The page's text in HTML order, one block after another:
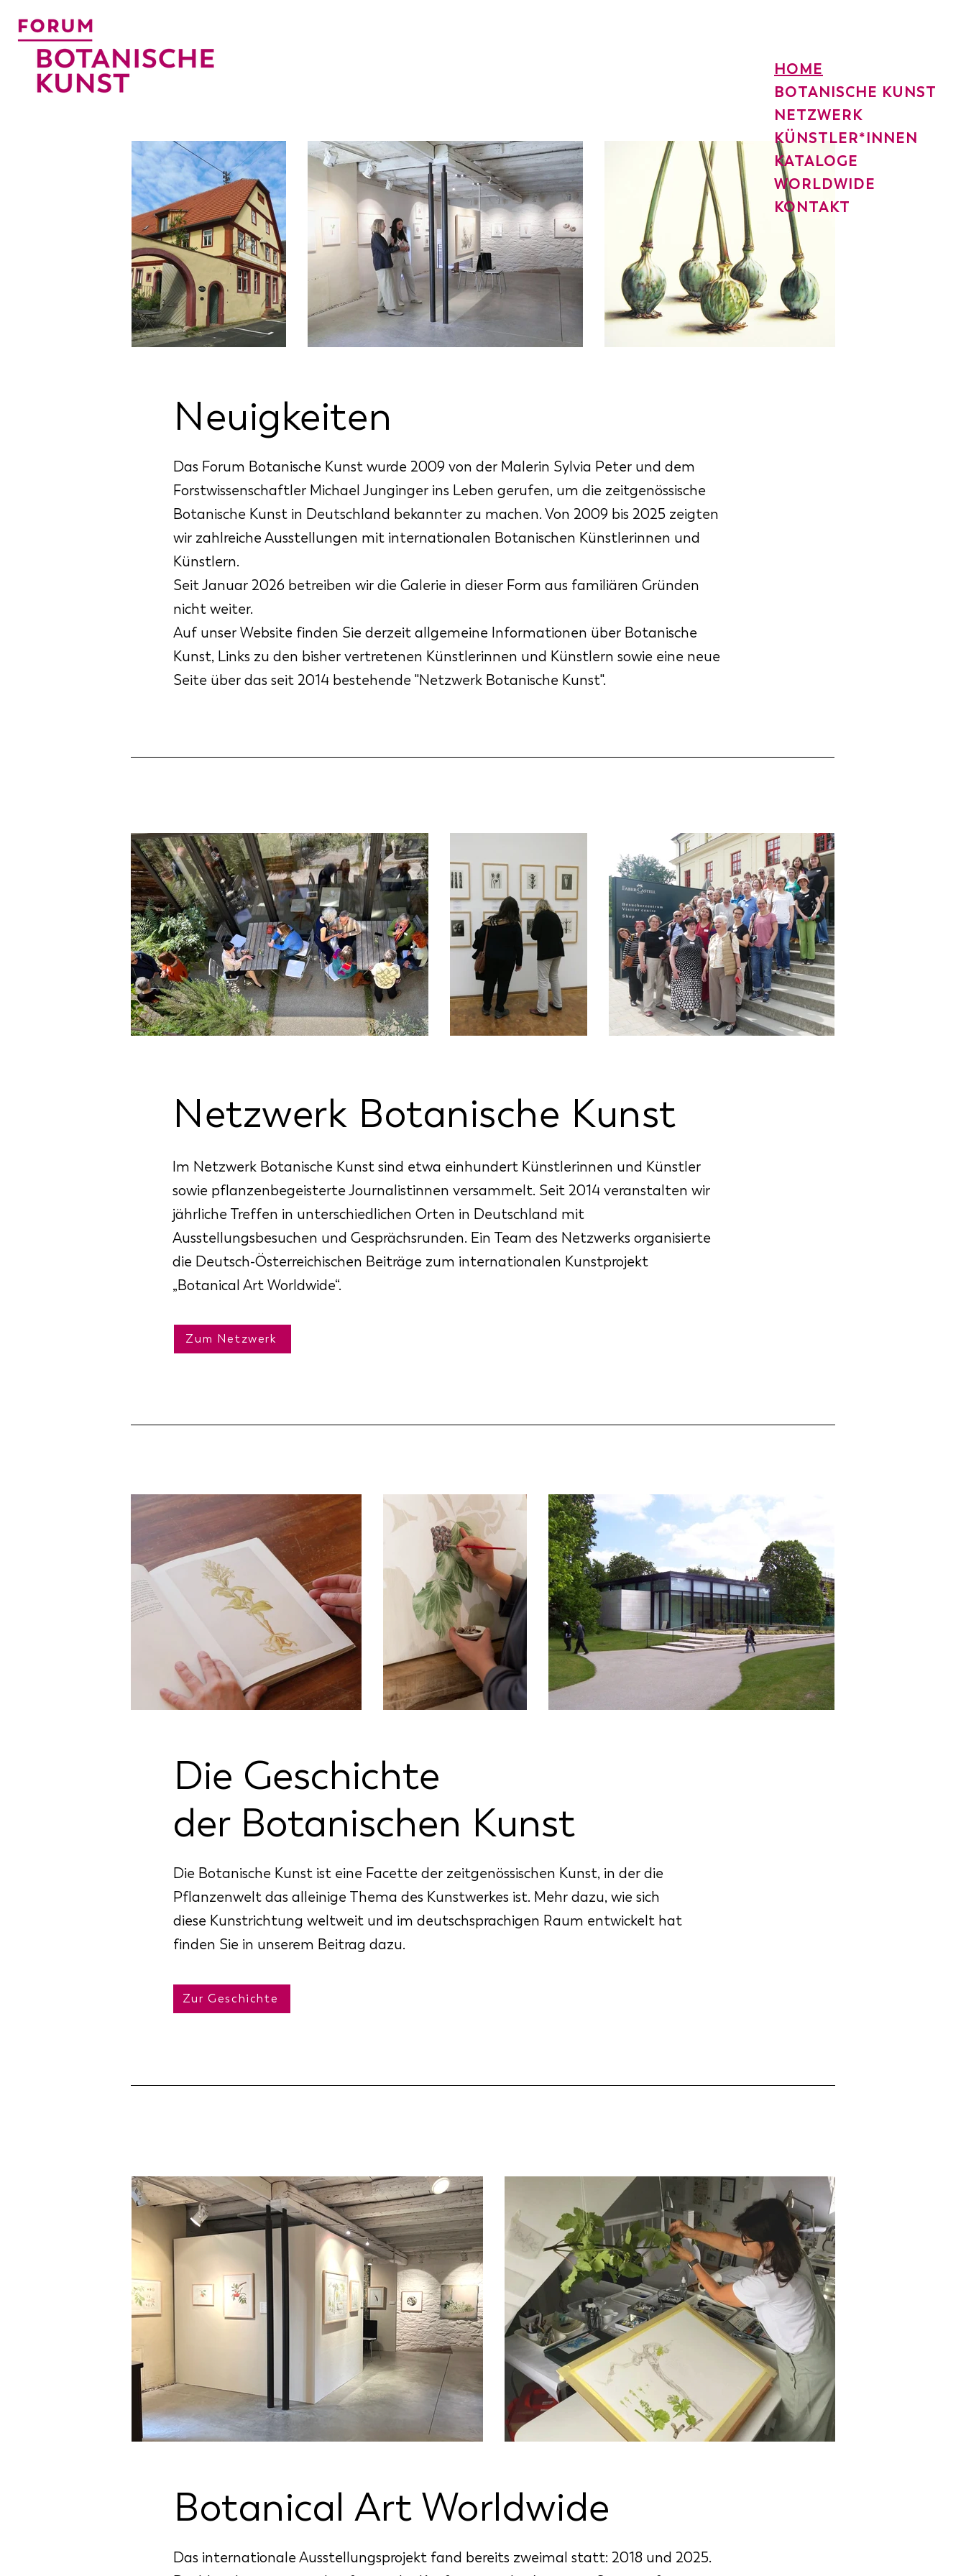
HOME
BOTANISCHE KUNST
NETZWERK
KÜNSTLER*INNEN
KATALOGE
WORLDWIDE
KONTAKT
Neuigkeiten
Das Forum Botanische Kunst wurde 2009 von der Malerin Sylvia Peter und dem
Forstwissenschaftler Michael Junginger ins Leben gerufen, um die zeitgenössische
Botanische Kunst in Deutschland bekannter zu machen. Von 2009 bis 2025 zeigten
wir zahlreiche Ausstellungen mit internationalen Botanischen Künstlerinnen und
Künstlern.
Seit Januar 2026 betreiben wir die Galerie in dieser Form aus familiären Gründen
nicht weiter.
Auf unser Website finden Sie derzeit allgemeine Informationen über Botanische
Kunst, Links zu den bisher vertretenen Künstlerinnen und Künstlern sowie eine neue
Seite über das seit 2014 bestehende "Netzwerk Botanische Kunst".
Netzwerk Botanische Kunst
Im Netzwerk Botanische Kunst sind etwa einhundert Künstlerinnen und Künstler
sowie pflanzenbegeisterte Journalistinnen versammelt. Seit 2014 veranstalten wir
jährliche Treffen in unterschiedlichen Orten in Deutschland mit
Ausstellungsbesuchen und Gesprächsrunden. Ein Team des Netzwerks organisierte
die Deutsch-Österreichischen Beiträge zum internationalen Kunstprojekt
„Botanical Art Worldwide“.
Zum Netzwerk
Die Geschichte
der Botanischen Kunst
Die Botanische Kunst ist eine Facette der zeitgenössischen Kunst, in der die
Pflanzenwelt das alleinige Thema des Kunstwerkes ist. Mehr dazu, wie sich
diese Kunstrichtung weltweit und im deutschsprachigen Raum entwickelt hat
finden Sie in unserem Beitrag dazu.
Zur Geschichte
Botanical Art Worldwide
Das internationale Ausstellungsprojekt fand bereits zweimal statt: 2018 und 2025.